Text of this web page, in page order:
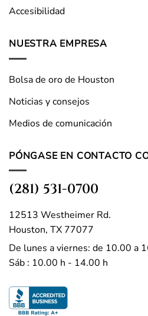
Accesibilidad
NUESTRA EMPRESA
Bolsa de oro de Houston
Noticias y consejos
Medios de comunicación
PÓNGASE EN CONTACTO
(281) 531-0700
12513 Westheimer Rd.
Houston, TX 77077
De lunes a viernes: de 10.00 a
Sáb : 10.00 h - 14.00 h